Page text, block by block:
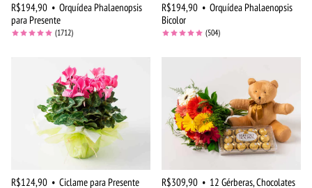
R$194,90 • Orquídea Phalaenopsis
para Presente
(1712)
R$194,90 • Orquídea Phalaenopsis
Bicolor
(504)
R$124,90 • Ciclame para Presente R$309,90 • 12 Gérberas, Chocolates